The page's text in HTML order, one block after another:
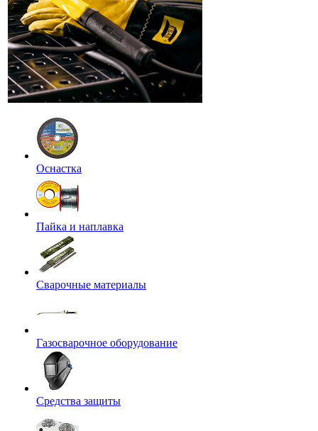
Оснастка
Пайка и наплавка
Сварочные материалы
Газосварочное оборудование
Средства защиты